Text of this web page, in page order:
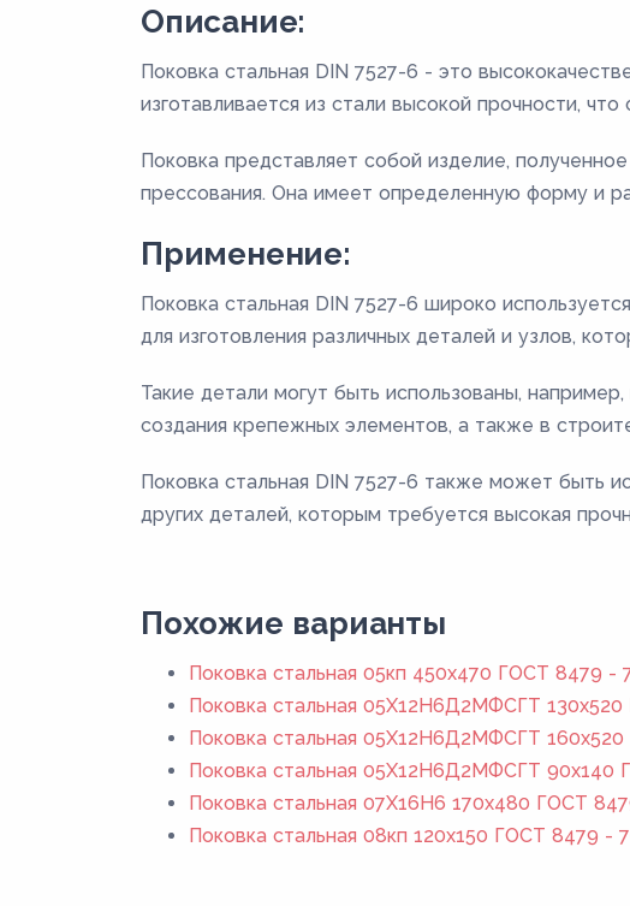
Описание:
Поковка стальная DIN 7527-6 - это
изготавливается из стали высокой прочности,
Поковка представляет собой изделие,
прессования. Она имеет определенную форму и
Применение:
Поковка стальная DIN 7527-6 широко
для изготовления различных деталей и узлов,
Такие детали могут быть использованы,
создания крепежных элементов, а также в
Поковка стальная DIN 7527-6 также может быть
других деталей, которым требуется высокая
Похожие варианты
Поковка стальная 05кп 450x470 ГОСТ 8479 -
Поковка стальная 05Х12Н6Д2МФСГТ
Поковка стальная 05Х12Н6Д2МФСГТ
Поковка стальная 05Х12Н6Д2МФСГТ 90x140
Поковка стальная 07Х16Н6 170x480 ГОСТ
Поковка стальная 08кп 120x150 ГОСТ 8479 -